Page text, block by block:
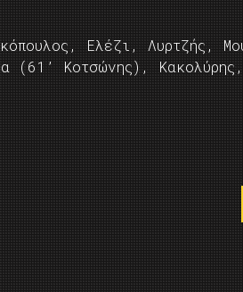
Ελέζι, Λυρτζής,
(61’ Κοτσώνης),